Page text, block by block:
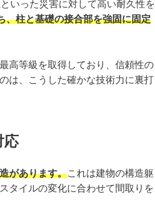
いった災害に対して高い耐久性を
、柱と基礎の接合部を強固に固定
高等級を取得しており、信頼性の
は、こうした確かな技術力に裏打
応
があります。これは建物の構造躯
タイルの変化に合わせて間取りを